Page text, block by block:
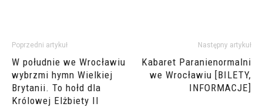
Poprzedni artykuł
W południe we Wrocławiu
wybrzmi hymn Wielkiej
Brytanii. To hołd dla
Królowej Elżbiety II
Następny artykuł
Kabaret Paranienormalni
we Wrocławiu [BILETY,
INFORMACJE]